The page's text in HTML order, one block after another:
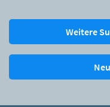
Weitere